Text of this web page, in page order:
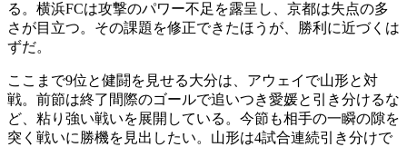
る。横浜FCは攻撃のパワー不足を露呈し、京都は失点の多
さが目立つ。その課題を修正できたほうが、勝利に近づくは
ずだ。
ここまで9位と健闘を見せる大分は、アウェイで山形と対
戦。前節は終了間際のゴールで追いつき愛媛と引き分けるな
ど、粘り強い戦いを展開している。今節も相手の一瞬の隙を
突く戦いに勝機を見出したい。山形は4試合連続引き分けで